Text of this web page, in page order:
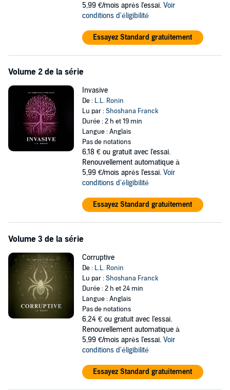
5,99 €/mois après l'essai. Voir
conditions d'éligibilité
Essayez Standard gratuitement
Volume 2 de la série
Invasive
De : L.L. Ronin
Lu par :Shoshana Franck
Durée : 2 h et 19 min
Langue : Anglais
Pas de notations
6,18 € ou gratuit avec l'essai.
Renouvellement automatique à
5,99 €/mois après l'essai. Voir
conditions d'éligibilité
Essayez Standard gratuitement
Volume 3 de la série
Corruptive
De : L.L. Ronin
Lu par :Shoshana Franck
Durée : 2 h et 24 min
Langue : Anglais
Pas de notations
6,24 € ou gratuit avec l'essai.
Renouvellement automatique à
5,99 €/mois après l'essai. Voir
conditions d'éligibilité
Essayez Standard gratuitement